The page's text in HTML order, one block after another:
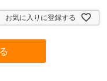
)
お気に入りに登録する